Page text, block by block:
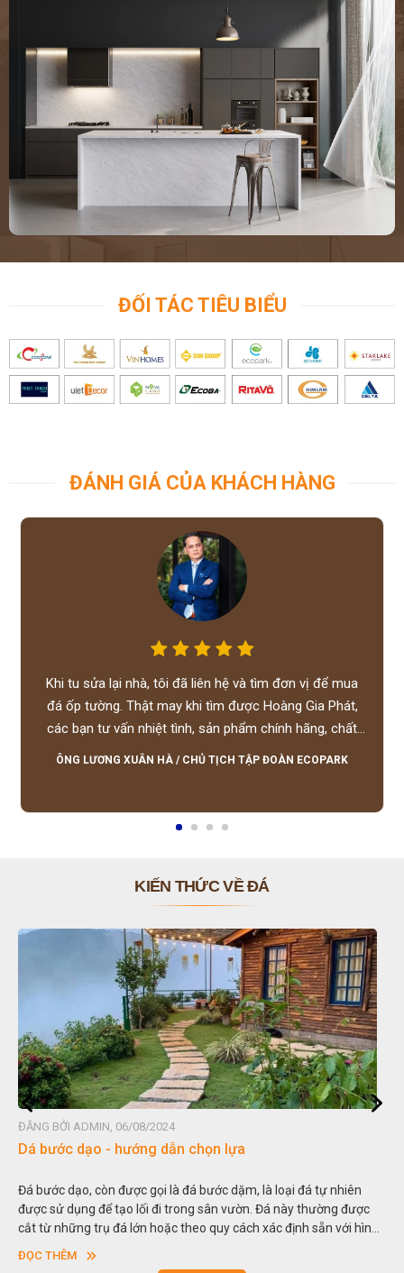
ĐỐI TÁC TIÊU BIỂU
ĐÁNH GIÁ CỦA KHÁCH HÀNG
Khi tu sửa lại nhà, tôi đã liên hệ và tìm đơn vị để mua
đá ốp tường. Thật may khi tìm được Hoàng Gia Phát,
các bạn tư vấn nhiệt tình, sản phẩm chính hãng, chất
lượng tốt, giá hợp lý, hỗ trợ tận tình.
ÔNG LƯƠNG XUÂN HÀ / CHỦ TỊCH TẬP ĐOÀN ECOPARK
KIẾN THỨC VỀ ĐÁ
ĐĂNG BỞI ADMIN, 06/08/2024
Dá bước dạo - hướng dẫn chọn lựa
Đá bước dạo, còn được gọi là đá bước dặm, là loại đá tự nhiên
được sử dụng để tạo lối đi trong sân vườn. Đá này thường được
cắt từ những trụ đá lớn hoặc theo quy cách xác định sẵn với hình
vuông hoặc hình chữ nhật và có độ dày khác nhau.
ĐỌC THÊM